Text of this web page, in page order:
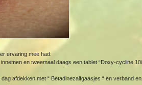
ervaring mee had.
en tweemaal daags een tablet “Doxy-cycline
afdekken met “ Betadinezalfgaasjes “ en verband